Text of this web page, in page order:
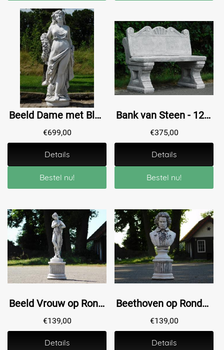
Beeld Dame met Bloemenkrans - 175 cm - Steen
€699,00
Details
Bestel nu!
Bank van Steen - 120 cm - Tuinbank
€375,00
Details
Bestel nu!
Beeld Vrouw op Ronde Sokkel - 88 cm - Steen
€139,00
Details
Beethoven op Ronde Sokkel - 76 cm - Steen
€139,00
Details